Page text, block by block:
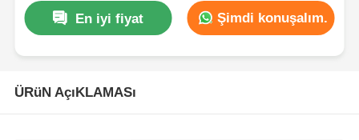
En iyi fiyat Şimdi konuşalım.
ÜRüN AçıKLAMASı